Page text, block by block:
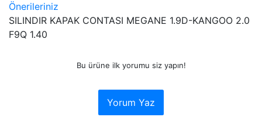
Önerileriniz
SILINDIR KAPAK CONTASI MEGANE 1.9D-KANGOO 2.0
F9Q 1.40
Bu ürüne ilk yorumu siz yapın!
Yorum Yaz